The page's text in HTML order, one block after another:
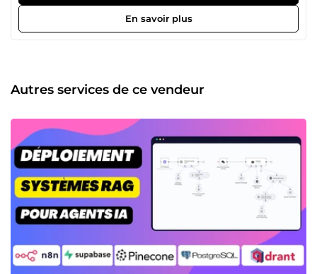
complète de services pour vous aider à atteindre vos
objectifs en ligne : 🤖 Automatisation et création d'agents
Make.com, et Microsoft Copilot. J'utilise ces technologies
pour automatiser les processus métier, améliorer
données grâce à des solutions d'IA générative et des
entrepôts de données modernes. 🌐 Création de Sites Web
et SEO Conception et développement de sites web
modernes et réactifs. Personnalisation et optimisation
pour une expérience utilisateur exceptionnelle. Intégration
de systèmes de gestion de contenu (CMS) pour une
gestion facile. Optimisation SEO des sites web pour
prendre les premières places dans Google 🚀 Marketing
Digital Stratégies de marketing en ligne sur mesure pour
augmenter la visibilité de votre entreprise. Gestion de
campagnes publicitaires efficaces sur les réseaux sociaux
et les moteurs de recherche. Analyse des performances et
En savoir plus
Autres services de ce vendeur